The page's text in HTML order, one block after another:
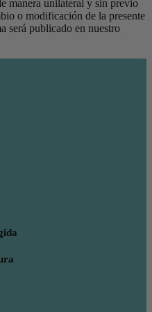
manera unilateral y sin previo
o modificación de la presente
será publicado en nuestro